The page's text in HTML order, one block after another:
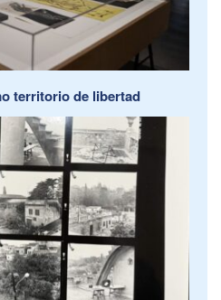
territorio de libertad